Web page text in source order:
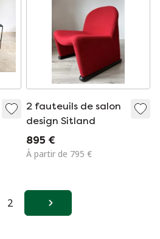
2 fauteuils de salon
design Sitland
895 €
À partir de 795 €
2 Suivant